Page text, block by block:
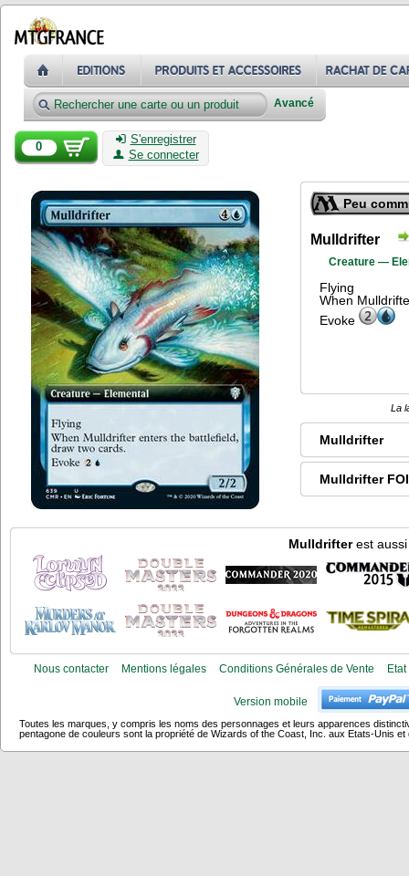
Avancé
0
S'enregistrer
Se connecter
Peu
Mulldrifter
Creature —
Flying
When
Evoke
La
Mulldrifter
Mulldrifter
Mulldrifterest aussi
Nous contacter Mentions légales Conditions Générales de Vente
Version mobile
Toutes les marques, y compris les noms des personnages et leurs apparences
pentagone de couleurs sont la propriété de Wizards of the Coast, Inc. aux Etats-Unis